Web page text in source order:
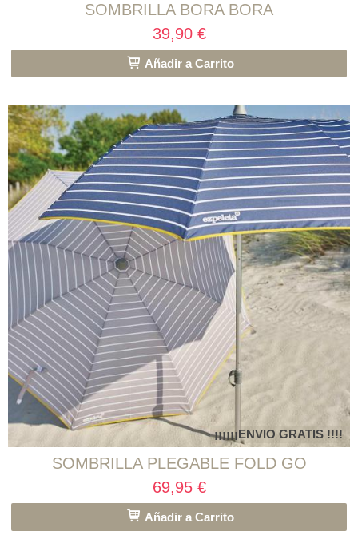
SOMBRILLA BORA BORA
39,90 €
Añadir a Carrito
¡¡¡¡¡¡ENVIO GRATIS !!!!
SOMBRILLA PLEGABLE FOLD GO
69,95 €
Añadir a Carrito